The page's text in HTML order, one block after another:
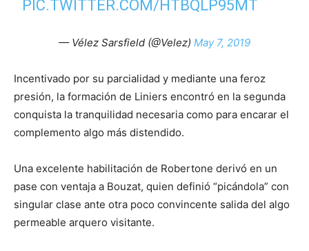
PIC.TWITTER.COM/HTBQLP95MT
— Vélez Sarsfield (@Velez) May 7, 2019
Incentivado por su parcialidad y mediante una feroz
presión, la formación de Liniers encontró en la segunda
conquista la tranquilidad necesaria como para encarar el
complemento algo más distendido.
Una excelente habilitación de Robertone derivó en un
pase con ventaja a Bouzat, quien definió “picándola” con
singular clase ante otra poco convincente salida del algo
permeable arquero visitante.